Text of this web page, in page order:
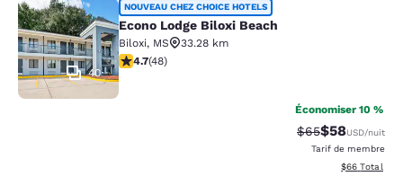
Econo Lodge Biloxi Beach
40
NOUVEAU CHEZ CHOICE HOTELS
Econo Lodge Biloxi Beach
Biloxi, MS
33.28 km
4.73 étoiles. Exceptionnel. 48 commentaires
4.7(48)
Économiser 10 %
Tarif barré :
$65Tarif réduit :
$58USD/nuit
Tarif de membre
Afficher les
$66 Total